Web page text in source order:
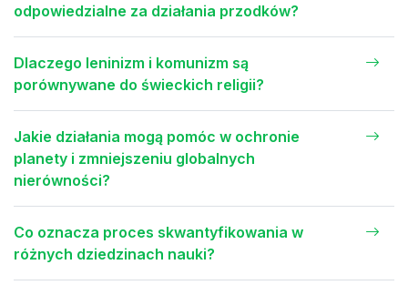
odpowiedzialne za działania przodków?
Dlaczego leninizm i komunizm są
porównywane do świeckich religii?
Jakie działania mogą pomóc w ochronie
planety i zmniejszeniu globalnych
nierówności?
Co oznacza proces skwantyfikowania w
różnych dziedzinach nauki?